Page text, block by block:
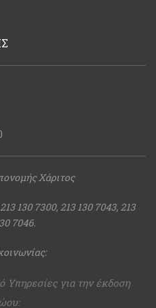
Χάριτος
130 7300, 213 130 7043, 213
7046.
Υπηρεσίες για την έκδοση